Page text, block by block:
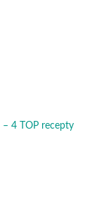
4 TOP recepty